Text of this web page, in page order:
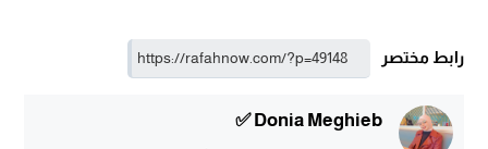
رابط مختصر
Donia Meghieb ✅